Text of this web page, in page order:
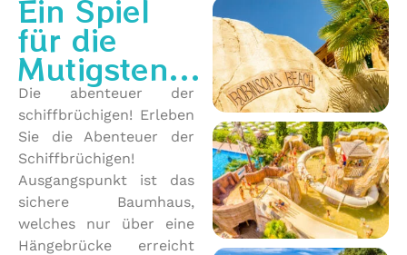
Ein Spiel
für die
Mutigsten...
Die abenteuer der
schiffbrüchigen! Erleben
Sie die Abenteuer der
Schiffbrüchigen!
Ausgangspunkt ist das
sichere Baumhaus,
welches nur über eine
Hängebrücke erreicht